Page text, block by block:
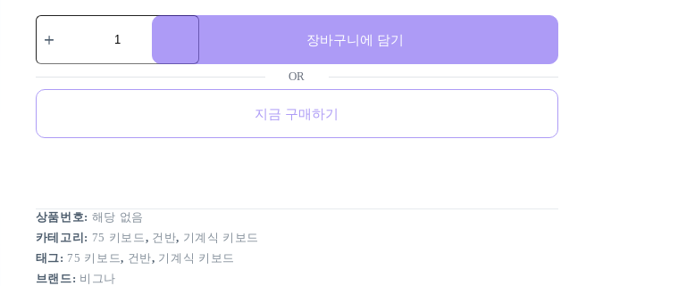
장바구니에 담기
지금 구매하기
상품번호: 해당 없음
카테고리: 75 키보드, 건반, 기계식 키보드
태그: 75 키보드, 건반, 기계식 키보드
브랜드: 비그나